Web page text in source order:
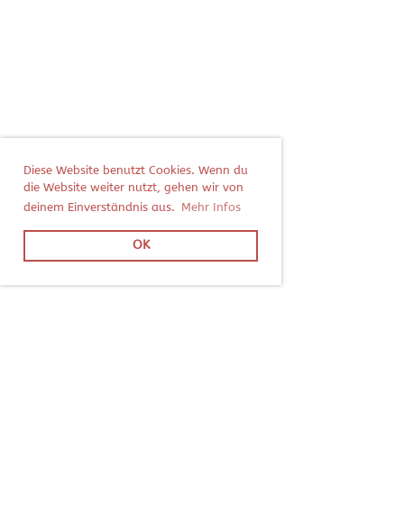
Diese Website benutzt Cookies. Wenn du
die Website weiter nutzt, gehen wir von
deinem Einverständnis aus. Mehr Infos
OK